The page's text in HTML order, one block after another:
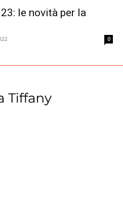
le novità per la
0